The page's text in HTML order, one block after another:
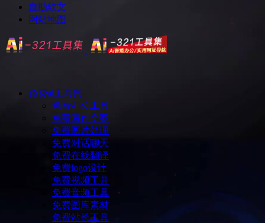
自助软文
网站地图
免费ai工具集
免费办公工具
免费写作文案
免费图片处理
免费对话聊天
免费在线翻译
免费logo设计
免费视频工具
免费音频工具
免费图库素材
免费站长工具